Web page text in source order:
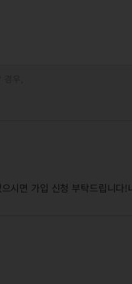
시면 가입 신청 부탁드립니